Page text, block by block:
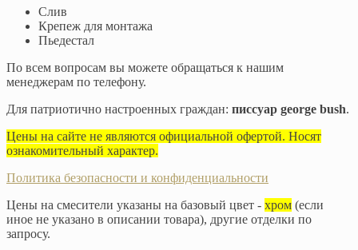
Слив
Крепеж для монтажа
Пьедестал
По всем вопросам вы можете обращаться к нашим
менеджерам по телефону.
Для патриотично настроенных граждан: писсуар george bush.
Цены на сайте не являются официальной офертой. Носят
ознакомительный характер.
Политика безопасности и конфиденциальности
Цены на смесители указаны на базовый цвет - хром (если
иное не указано в описании товара), другие отделки по
запросу.